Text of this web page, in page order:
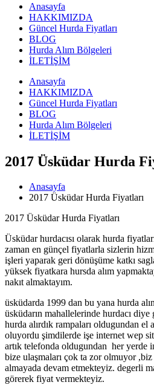
Anasayfa
HAKKIMIZDA
Güncel Hurda Fiyatları
BLOG
Hurda Alım Bölgeleri
İLETİŞİM
Anasayfa
HAKKIMIZDA
Güncel Hurda Fiyatları
BLOG
Hurda Alım Bölgeleri
İLETİŞİM
2017 Üsküdar Hurda
Anasayfa
2017 Üsküdar Hurda Fiyatları
2017 Üsküdar Hurda Fiyatları
Üsküdar hurdacısı olarak hurda
zaman en günçel fiyatlarla sizlerin
işleri yaparak geri dönüşüme katkı
yüksek fiyatkara hursda alım
nakıt almaktayım.
üsküdarda 1999 dan bu yana hurda
üsküdarın mahallelerinde hurdacı
hurda alırdık rampaları oldugundan el
oluyordu şimdilerde işe internet wep
artık telefonda oldugundan her yerde
bize ulaşmaları çok ta zor olmuyor ,biz
almayada devam etmekteyiz. degerli
görerek fiyat vermekteyiz.